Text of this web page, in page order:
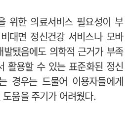
위한 의료서비스 필요성이 부
대면 정신건강 서비스나 모바
됐음에도 의학적 근거가 부족
활용할 수 있는 표준화된 정신
경우는 드물어 이용자들에게
움을 주기가 어려웠다.